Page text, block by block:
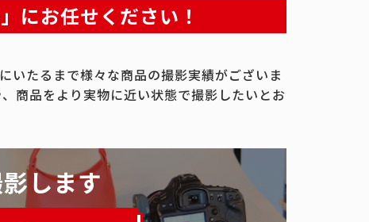
にお任せください！
いたるまで様々な商品の撮影実績がございま
商品をより実物に近い状態で撮影したいとお
します